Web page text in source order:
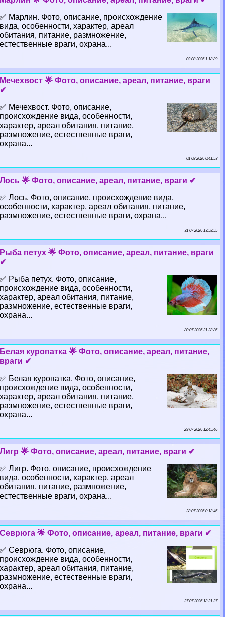
✅ Марлин. Фото, описание, происхождение
вида, особенности, хаpaктер, ареал
обитания, питание, размножение,
естественные враги, охрана...
02 08 2026 1:18:39
Мечехвост 🌟 Фото, описание, ареал, питание, враги
✔
✅ Мечехвост. Фото, описание,
происхождение вида, особенности,
хаpaктер, ареал обитания, питание,
размножение, естественные враги,
охрана...
01 08 2026 0:41:53
Лось 🌟 Фото, описание, ареал, питание, враги ✔
✅ Лось. Фото, описание, происхождение вида,
особенности, хаpaктер, ареал обитания, питание,
размножение, естественные враги, охрана...
31 07 2026 13:58:55
Рыба пeтyx 🌟 Фото, описание, ареал, питание, враги
✔
✅ Рыба пeтyx. Фото, описание,
происхождение вида, особенности,
хаpaктер, ареал обитания, питание,
размножение, естественные враги,
охрана...
30 07 2026 21:23:36
Белая куропатка 🌟 Фото, описание, ареал, питание,
враги ✔
✅ Белая куропатка. Фото, описание,
происхождение вида, особенности,
хаpaктер, ареал обитания, питание,
размножение, естественные враги,
охрана...
29 07 2026 12:45:46
Лигр 🌟 Фото, описание, ареал, питание, враги ✔
✅ Лигр. Фото, описание, происхождение
вида, особенности, хаpaктер, ареал
обитания, питание, размножение,
естественные враги, охрана...
28 07 2026 0:13:46
Севрюга 🌟 Фото, описание, ареал, питание, враги ✔
✅ Севрюга. Фото, описание,
происхождение вида, особенности,
хаpaктер, ареал обитания, питание,
размножение, естественные враги,
охрана...
27 07 2026 13:21:27